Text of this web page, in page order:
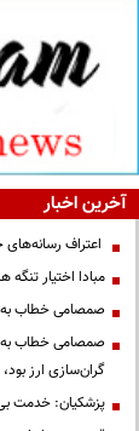
آخرین اخبار
اعتراف
مبادا اختیار
صمصامی خطاب به
صمصامی خطاب به
گران‌سازی ارز
پزشکیان: خدمت